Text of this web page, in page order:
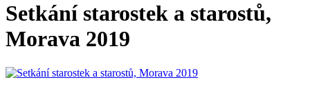
Setkání starostek a starostů,
Morava 2019